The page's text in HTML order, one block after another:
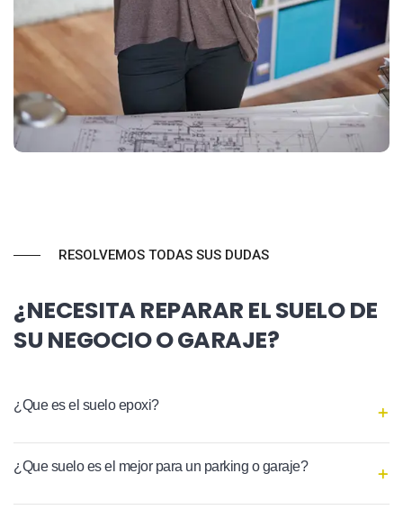
RESOLVEMOS TODAS SUS DUDAS
¿NECESITA REPARAR EL SUELO DE
SU NEGOCIO O GARAJE?
¿Que es el suelo epoxi?
¿Que suelo es el mejor para un parking o garaje?